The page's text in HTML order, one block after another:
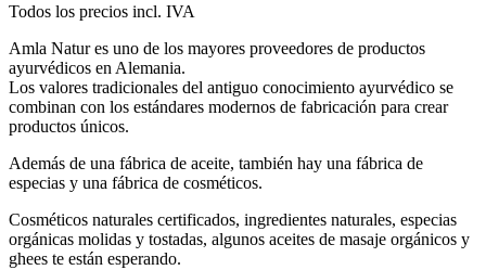
Todos los precios incl. IVA
Amla Natur es uno de los mayores proveedores de productos
ayurvédicos en Alemania.
Los valores tradicionales del antiguo conocimiento ayurvédico se
combinan con los estándares modernos de fabricación para crear
productos únicos.
Además de una fábrica de aceite, también hay una fábrica de
especias y una fábrica de cosméticos.
Cosméticos naturales certificados, ingredientes naturales, especias
orgánicas molidas y tostadas, algunos aceites de masaje orgánicos y
ghees te están esperando.